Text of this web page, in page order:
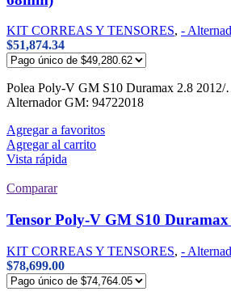
KIT CORREAS Y TENSORES, -
$51,874.34
Polea Poly-V GM S10 Duramax 2.8
Alternador GM: 94722018
Agregar a favoritos
Agregar al carrito
Vista rápida
Comparar
Tensor Poly-V GM S10
KIT CORREAS Y TENSORES, -
$78,699.00